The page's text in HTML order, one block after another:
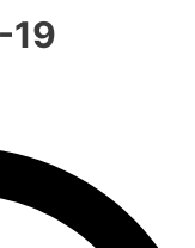
19